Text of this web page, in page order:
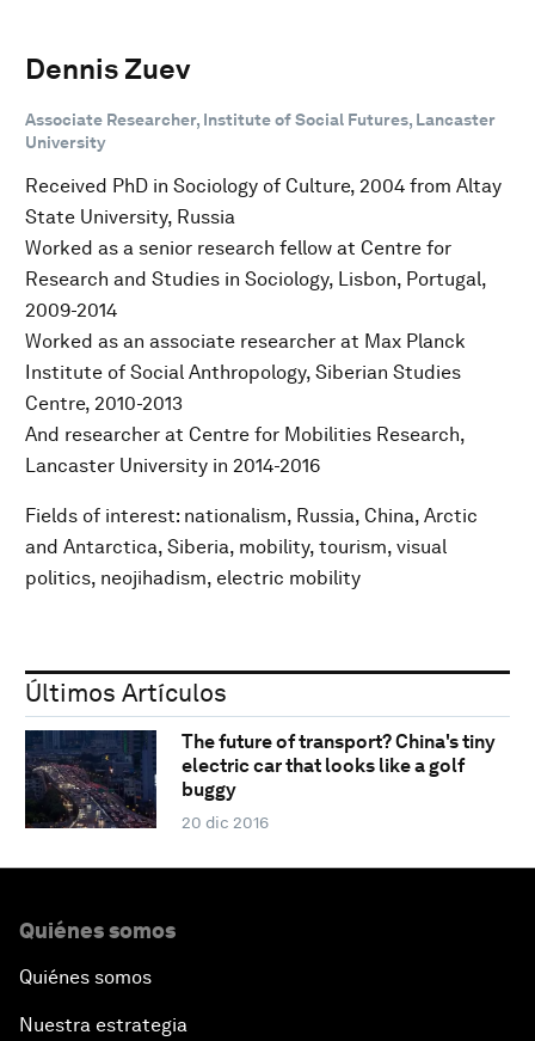
Dennis Zuev
Associate Researcher, Institute of Social Futures, Lancaster
University
Received PhD in Sociology of Culture, 2004 from Altay
State University, Russia
Worked as a senior research fellow at Centre for
Research and Studies in Sociology, Lisbon, Portugal,
2009-2014
Worked as an associate researcher at Max Planck
Institute of Social Anthropology, Siberian Studies
Centre, 2010-2013
And researcher at Centre for Mobilities Research,
Lancaster University in 2014-2016
Fields of interest: nationalism, Russia, China, Arctic
and Antarctica, Siberia, mobility, tourism, visual
politics, neojihadism, electric mobility
Últimos Artículos
The future of transport? China's tiny
electric car that looks like a golf
buggy
20 dic 2016
Quiénes somos
Quiénes somos
Nuestra estrategia